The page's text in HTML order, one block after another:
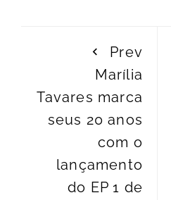
Prev
Marília
Tavares marca
seus 20 anos
com o
lançamento
do EP 1 de